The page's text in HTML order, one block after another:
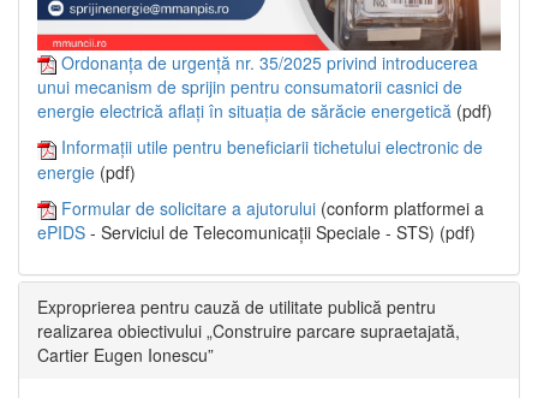
Ordonanța de urgență nr. 35/2025 privind introducerea
unui mecanism de sprijin pentru consumatorii casnici de
energie electrică aflați în situația de sărăcie energetică (pdf)
Informații utile pentru beneficiarii tichetului electronic de
energie (pdf)
Formular de solicitare a ajutorului (conform platformei a
ePIDS - Serviciul de Telecomunicații Speciale - STS) (pdf)
Exproprierea pentru cauză de utilitate publică pentru
realizarea obiectivului „Construire parcare supraetajată,
Cartier Eugen Ionescu”